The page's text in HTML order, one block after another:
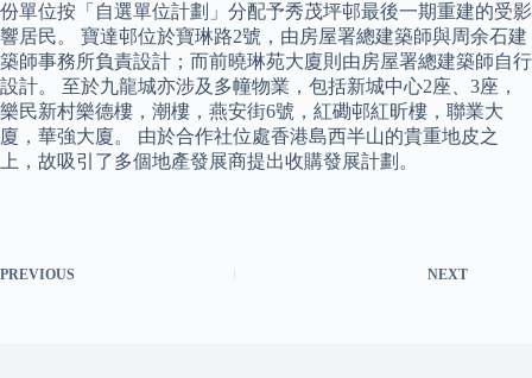
份單位按「自選單位計劃」分配予秀茂坪邨最後一期重建的受影
響居民。 寶達邨位於寶琳路2號，由房屋署總建築師與周余石建
築師事務所負責設計；而前曉琳苑大廈則由房屋署總建築師自行
設計。 至於九龍城亦涉及多幢物業，包括新城中心2座、3座，
樂民新村樂德樓，潮樓，燕安街6號，紅磡邨紅昕樓，聯業大
廈，華強大廈。 由於合作社位處香港島西半山的貴重地皮之
上，故吸引了多個地產發展商提出收購發展計劃。
PREVIOUS NEXT